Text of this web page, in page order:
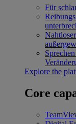
Für
Explore the
Core